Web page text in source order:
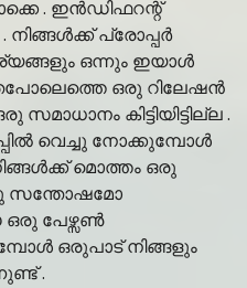
. ഇൻഡിഫറന്റ്
പ്രോപ്പർ
ഒന്നും ഇയാൾ
ഒരു റിലേഷൻ
സമാധാനം കിട്ടിയിട്ടില്ല .
വെച്ചു നോക്കുമ്പോൾ
മൊത്തം ഒരു
സന്തോഷമോ
പേഴ്സൺ
ഒരുപാട് നിങ്ങളും
.